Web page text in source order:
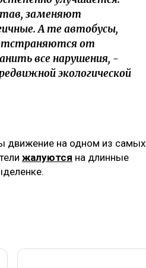
заменяют
А те автобусы,
от
все нарушения, -
экологической
движение на одном из самых
жалуются на длинные